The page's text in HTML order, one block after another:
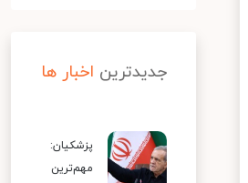
جدیدترین اخبار ها
پزشکیان:
مهم‌ترین